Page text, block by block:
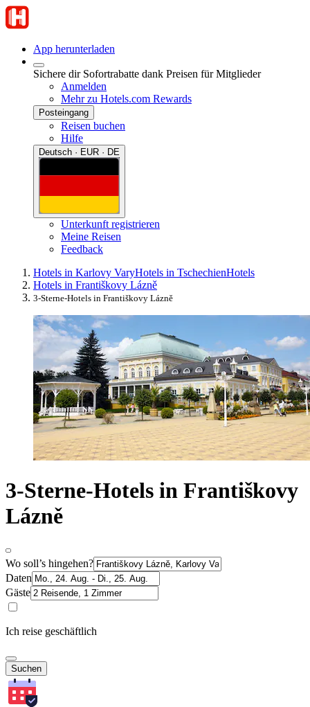
App herunterladen
Sichere dir Sofortrabatte dank Preisen für Mitglieder
Anmelden
Mehr zu Hotels.com Rewards
Posteingang
Reisen buchen
Hilfe
Deutsch · EUR · DE
Unterkunft registrieren
Meine Reisen
Feedback
Hotels in Karlovy VaryHotels in TschechienHotels
Hotels in Františkovy Lázně
3-Sterne-Hotels in Františkovy Lázně
3-Sterne-Hotels in Františkovy
Lázně
Wo soll’s hingehen?
Daten
Gäste
Ich reise geschäftlich
Suchen